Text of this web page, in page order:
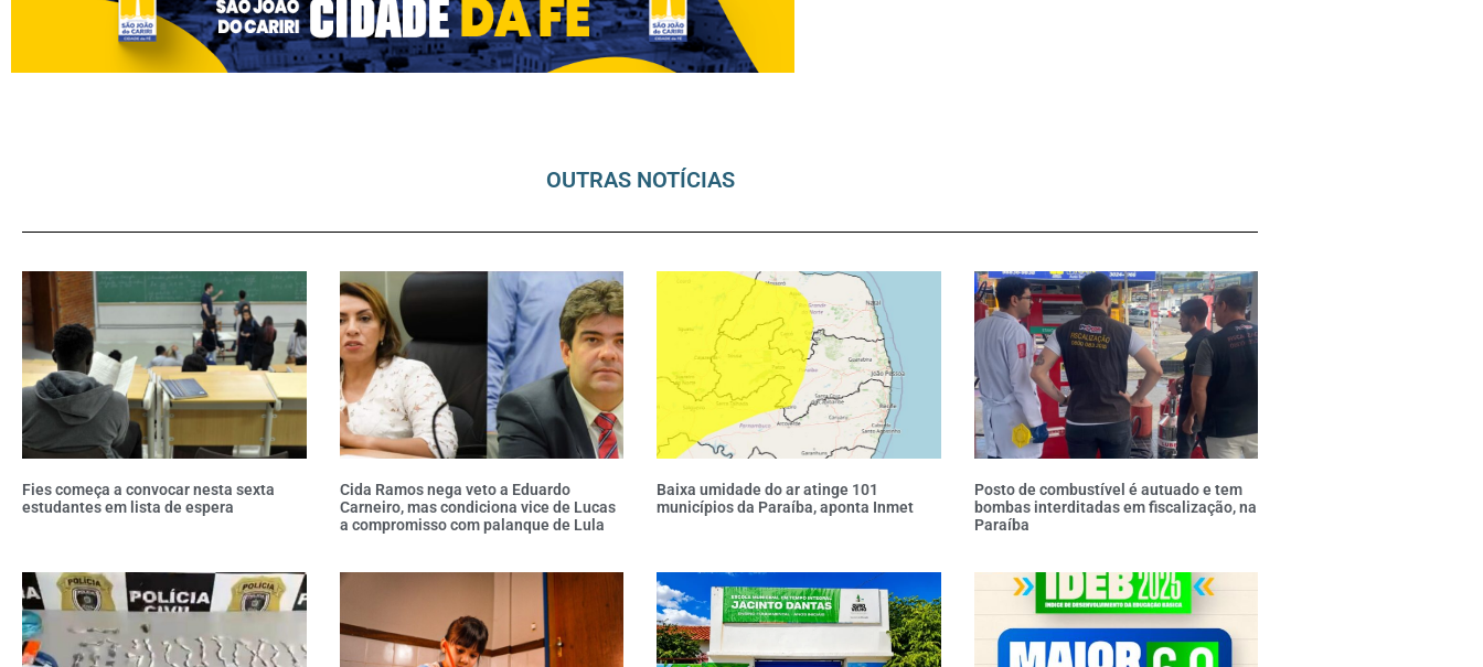
OUTRAS NOTÍCIAS
Fies começa a convocar nesta sexta
estudantes em lista de espera
Cida Ramos nega veto a Eduardo
Carneiro, mas condiciona vice de Lucas
a compromisso com palanque de Lula
Baixa umidade do ar atinge 101
municípios da Paraíba, aponta Inmet
Posto de combustível é autuado e tem
bombas interditadas em fiscalização, na
Paraíba